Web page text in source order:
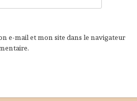
e-mail et mon site dans le navigateur